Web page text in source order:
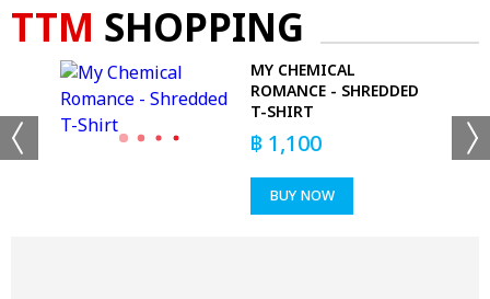
TTM SHOPPING
MY CHEMICAL
ROMANCE - SHREDDED
T-SHIRT
฿ 1,100
BUY NOW